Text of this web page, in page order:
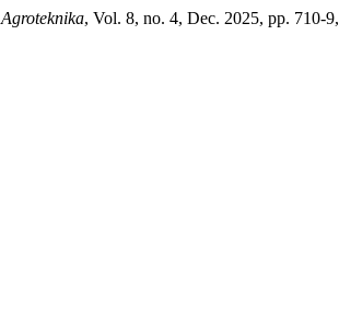
Agroteknika, Vol. 8, no. 4, Dec. 2025, pp. 710-9,